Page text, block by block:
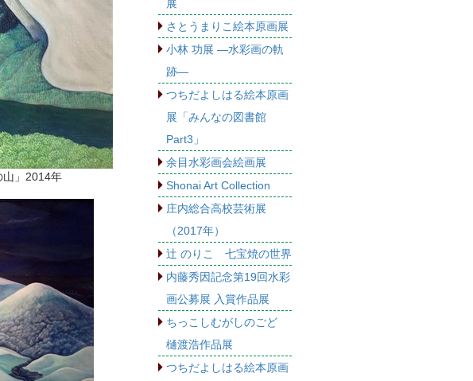
山」2014年
展
さとうまりこ絵本原画展
小林 功展 ―水彩画の軌
跡―
つちだよしはる絵本原画
展「みんなの図書館
Part3」
余目水彩画会絵画展
Shonai Art Collection
庄内総合高校芸術展
（2017年）
辻 のりこ 七宝焼の世界
内藤秀因記念第19回水彩
画公募展 入賞作品展
ちっこしむがしのごど
樋渡浩作品展
つちだよしはる絵本原画